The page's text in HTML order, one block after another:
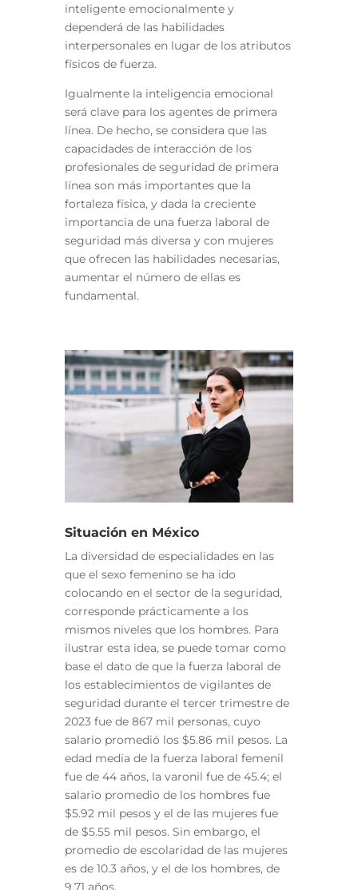
inteligente emocionalmente y
dependerá de las habilidades
interpersonales en lugar de los atributos
físicos de fuerza.
Igualmente la inteligencia emocional
será clave para los agentes de primera
línea. De hecho, se considera que las
capacidades de interacción de los
profesionales de seguridad de primera
línea son más importantes que la
fortaleza física, y dada la creciente
importancia de una fuerza laboral de
seguridad más diversa y con mujeres
que ofrecen las habilidades necesarias,
aumentar el número de ellas es
fundamental.
Situación en México
La diversidad de especialidades en las
que el sexo femenino se ha ido
colocando en el sector de la seguridad,
corresponde prácticamente a los
mismos niveles que los hombres. Para
ilustrar esta idea, se puede tomar como
base el dato de que la fuerza laboral de
los establecimientos de vigilantes de
seguridad durante el tercer trimestre de
2023 fue de 867 mil personas, cuyo
salario promedió los $5.86 mil pesos. La
edad media de la fuerza laboral femenil
fue de 44 años, la varonil fue de 45.4; el
salario promedio de los hombres fue
$5.92 mil pesos y el de las mujeres fue
de $5.55 mil pesos. Sin embargo, el
promedio de escolaridad de las mujeres
es de 10.3 años, y el de los hombres, de
9.71 años.